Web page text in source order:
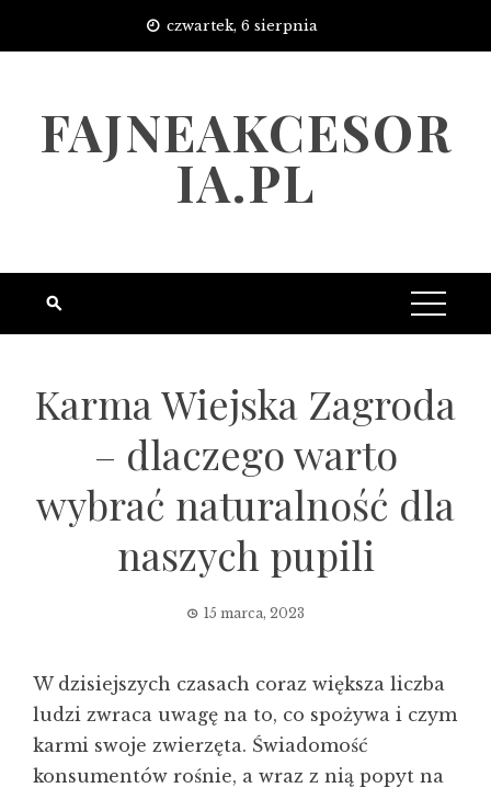
czwartek, 6 sierpnia
FAJNEAKCESOR
IA.PL
Karma Wiejska Zagroda
– dlaczego warto
wybrać naturalność dla
naszych pupili
15 marca, 2023
W dzisiejszych czasach coraz większa liczba
ludzi zwraca uwagę na to, co spożywa i czym
karmi swoje zwierzęta. Świadomość
konsumentów rośnie, a wraz z nią popyt na